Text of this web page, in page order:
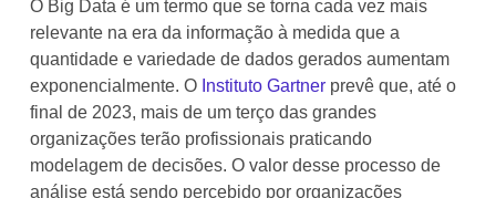
O Big Data é um termo que se torna cada vez mais
relevante na era da informação à medida que a
quantidade e variedade de dados gerados aumentam
exponencialmente. O Instituto Gartner prevê que, até o
final de 2023, mais de um terço das grandes
organizações terão profissionais praticando
modelagem de decisões. O valor desse processo de
análise está sendo percebido por organizações